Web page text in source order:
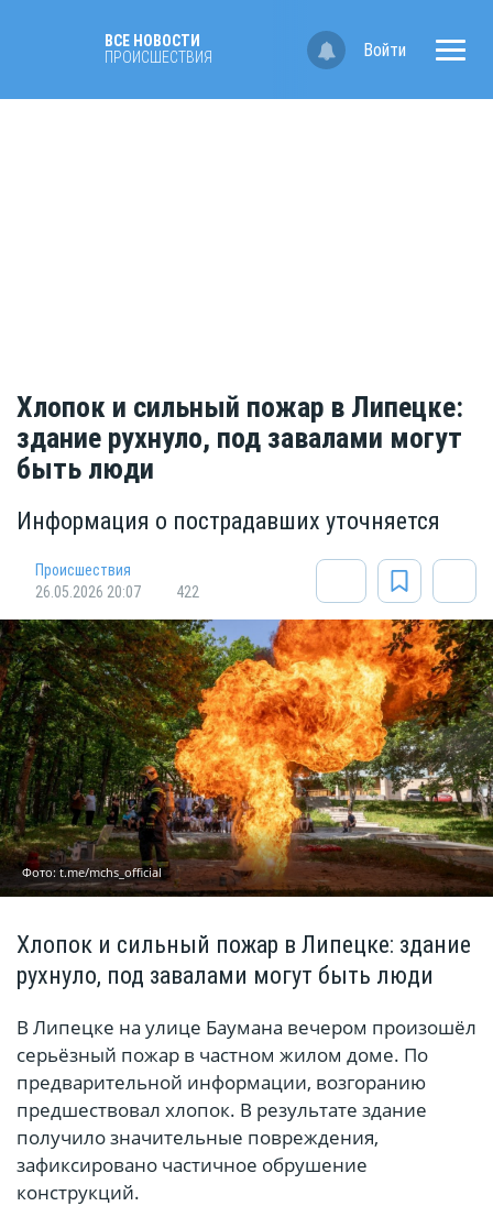
ВСЕ НОВОСТИ
ПРОИСШЕСТВИЯ
Войти
Хлопок и сильный пожар в Липецке:
здание рухнуло, под завалами могут
быть люди
Информация о пострадавших уточняется
Происшествия
26.05.2026 20:07
422
Фото: t.me/mchs_official
Хлопок и сильный пожар в Липецке: здание
рухнуло, под завалами могут быть люди
В Липецке на улице Баумана вечером произошёл
серьёзный пожар в частном жилом доме. По
предварительной информации, возгоранию
предшествовал хлопок. В результате здание
получило значительные повреждения,
зафиксировано частичное обрушение
конструкций.